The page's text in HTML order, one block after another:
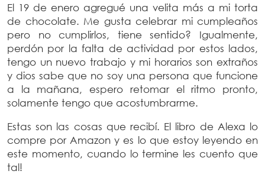
El 19 de enero agregué una velita más a mi torta
de chocolate. Me gusta celebrar mi cumpleaños
pero no cumplirlos, tiene sentido? Igualmente,
perdón por la falta de actividad por estos lados,
tengo un nuevo trabajo y mi horarios son extraños
y dios sabe que no soy una persona que funcione
a la mañana, espero retomar el ritmo pronto,
solamente tengo que acostumbrarme.
Estas son las cosas que recibí. El libro de Alexa lo
compre por Amazon y es lo que estoy leyendo en
este momento, cuando lo termine les cuento que
tal!